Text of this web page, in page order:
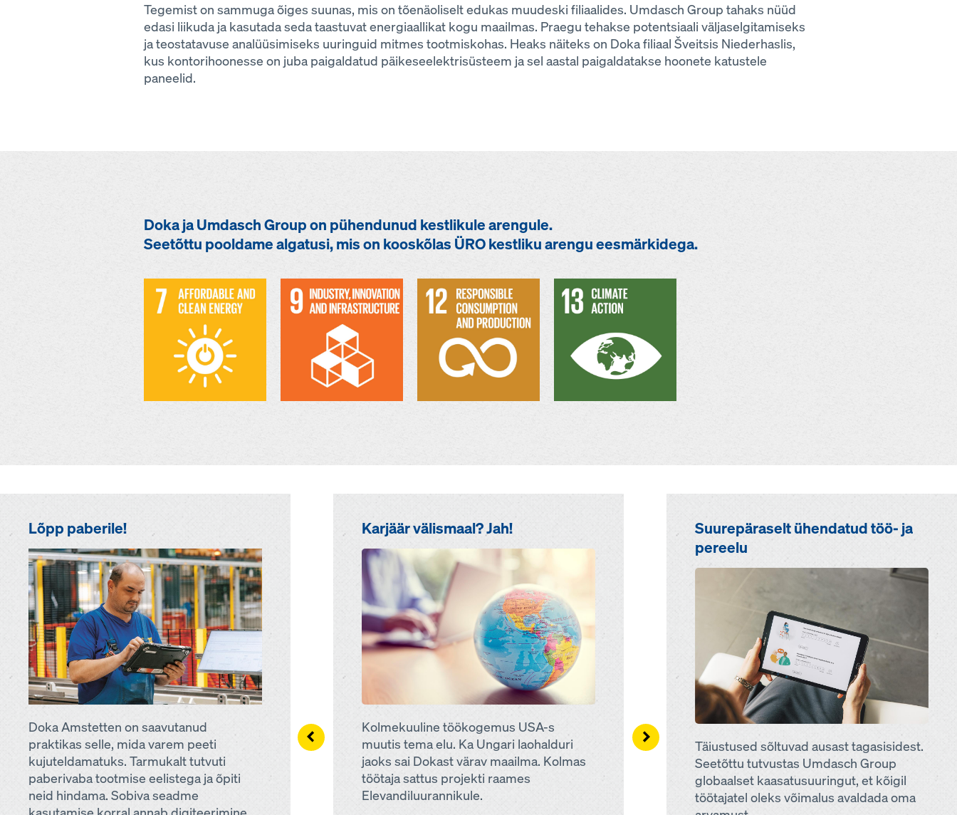
Tegemist on sammuga õiges suunas, mis on tõenäoliselt edukas muudeski filiaalides. Umdasch Group tahaks nüüd
edasi liikuda ja kasutada seda taastuvat energiaallikat kogu maailmas. Praegu tehakse potentsiaali väljaselgitamiseks
ja teostatavuse analüüsimiseks uuringuid mitmes tootmiskohas. Heaks näiteks on Doka filiaal Šveitsis Niederhaslis,
kus kontorihoonesse on juba paigaldatud päikeseelektrisüsteem ja sel aastal paigaldatakse hoonete katustele
paneelid.
Doka ja Umdasch Group on pühendunud kestlikule arengule.
Seetõttu pooldame algatusi, mis on kooskõlas ÜRO kestliku arengu eesmärkidega.
Karjäär välismaal? Jah!
Open
Kolmekuuline töökogemus USA-s
muutis tema elu. Ka Ungari laohalduri
jaoks sai Dokast värav maailma. Kolmas
töötaja sattus projekti raames
Elevandiluurannikule.
Suurepäraselt ühendatud töö- ja
pereelu
Open
Täiustused sõltuvad ausast tagasisidest.
Seetõttu tutvustas Umdasch Group
globaalset kaasatusuuringut, et kõigil
töötajatel oleks võimalus avaldada oma
Lõpp paberile!
Doka Amstetten on saavutanud
praktikas selle, mida varem peeti
kujuteldamatuks. Tarmukalt tutvuti
paberivaba tootmise eelistega ja õpiti
neid hindama. Sobiva seadme
Left Right